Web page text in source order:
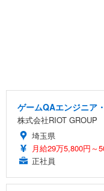
ゲームQAエンジニア
株式会社RIOT GROUP
埼玉県
月給29万5,800円～
正社員